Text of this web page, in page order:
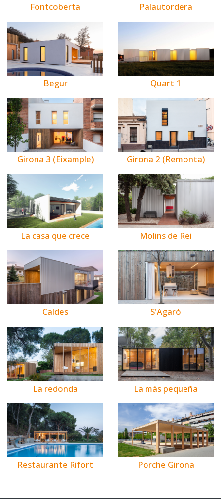
Fontcoberta Palautordera
Begur Quart 1
Girona 3 (Eixample) Girona 2 (Remonta)
La casa que crece Molins de Rei
Caldes S'Agaró
La redonda La más pequeña
Restaurante Rifort Porche Girona